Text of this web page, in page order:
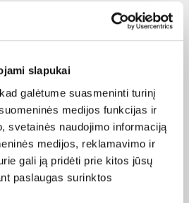
slapukai
galėtume suasmeninti turinį
medijos funkcijas ir
svetainės naudojimo informaciją
medijos, reklamavimo ir
gali ją pridėti prie kitos jūsų
paslaugas surinktos
apie prekes
pasirinkti skirtingą stiprumą ir kiekį
lengvas valdymas plius skani kava